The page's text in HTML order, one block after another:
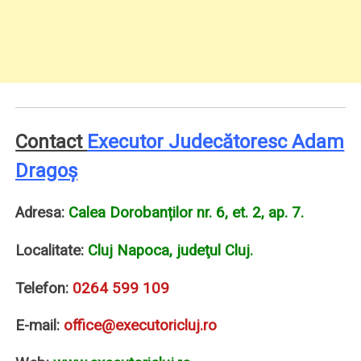
Contact Executor Judecătoresc Adam
Dragoș
Adresa: Calea Dorobanților nr. 6, et. 2, ap. 7.
Localitate: Cluj Napoca, judeţul Cluj.
Telefon: 0264 599 109
E-mail: office@executoricluj.ro